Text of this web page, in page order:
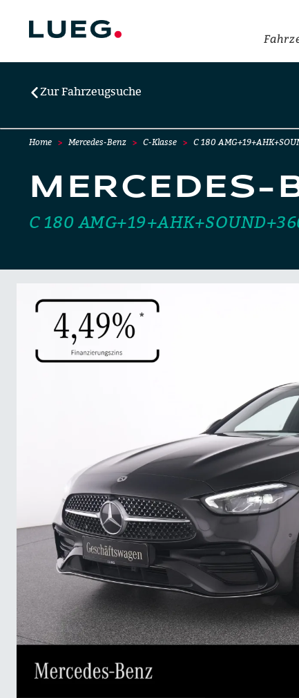
Zur Fahrzeugsuche
Home Mercedes-Benz C-Klasse C 180
MERCEDES-
C 180